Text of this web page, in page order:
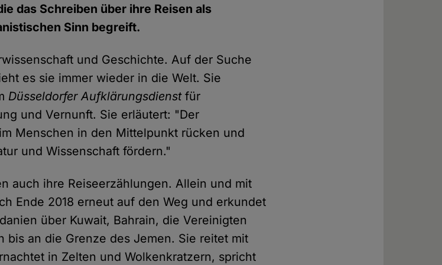
das Schreiben über ihre Reisen als
Sinn begreift.
und Geschichte. Auf der Suche
es sie immer wieder in die Welt. Sie
Düsseldorfer Aufklärungsdienstfür
und Vernunft. Sie erläutert: "Der
Menschen in den Mittelpunkt rücken und
und Wissenschaft fördern."
auch ihre Reiseerzählungen. Allein und mit
Ende 2018 erneut auf den Weg und erkundet
über Kuwait, Bahrain, die Vereinigten
bis an die Grenze des Jemen. Sie reitet mit
in Zelten und Wolkenkratzern, spricht